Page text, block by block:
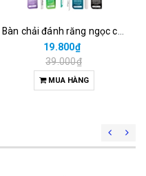
19.800₫
39.000₫
MUA HÀNG